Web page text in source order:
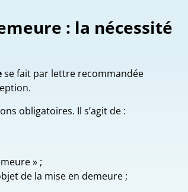
: la nécessité
se fait par lettre recommandée
obligatoires. Il s’agit de :
» ;
de la mise en demeure ;